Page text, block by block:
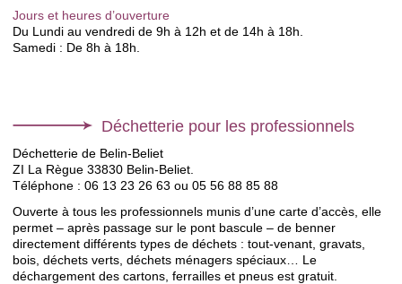
Jours et heures d’ouverture
Du Lundi au vendredi de 9h à 12h et de 14h à 18h.
Samedi : De 8h à 18h.
Déchetterie pour les professionnels
Déchetterie de Belin-Beliet
ZI La Règue 33830 Belin-Beliet.
Téléphone : 06 13 23 26 63 ou 05 56 88 85 88
Ouverte à tous les professionnels munis d’une carte d’accès, elle
permet – après passage sur le pont bascule – de benner
directement différents types de déchets : tout-venant, gravats,
bois, déchets verts, déchets ménagers spéciaux… Le
déchargement des cartons, ferrailles et pneus est gratuit.